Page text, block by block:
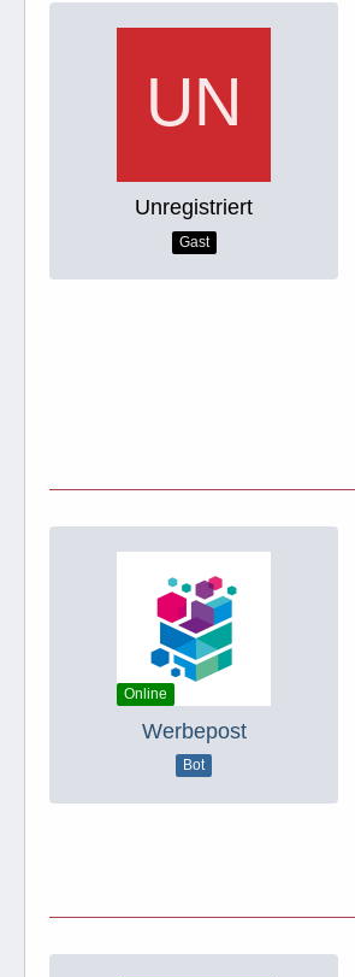
Unregistriert
Gast
Online
Werbepost
Bot